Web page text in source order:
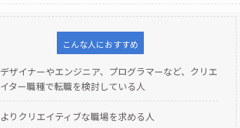
こんな人におすすめ
デザイナーやエンジニア、プログラマーなど、クリエ
イター職種で転職を検討している人
よりクリエイティブな職場を求める人